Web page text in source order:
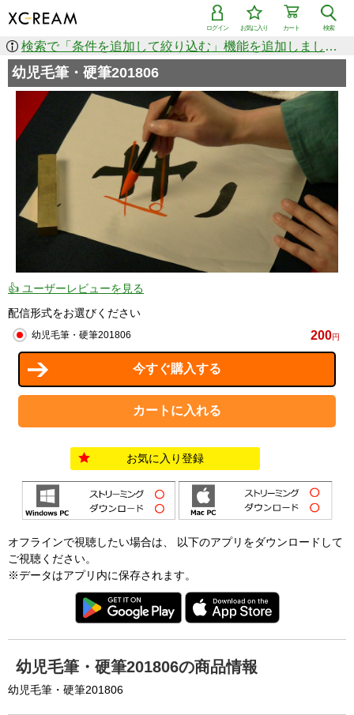
検索
カート
お気に入り
ログイン
検索で「条件を追加して絞り込む」機能を追加しました！
幼児毛筆・硬筆201806
👍 ユーザーレビューを見る
配信形式をお選びください
幼児毛筆・硬筆201806 200円
お気に入り登録
オフラインで視聴したい場合は、 以下のアプリをダウンロードして
ご視聴ください。
※データはアプリ内に保存されます。
幼児毛筆・硬筆201806の商品情報
幼児毛筆・硬筆201806